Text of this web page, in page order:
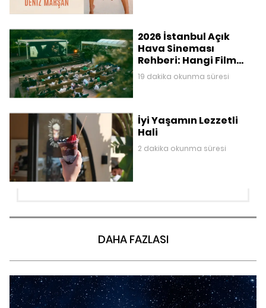
2026 İstanbul Açık
Hava Sineması
Rehberi: Hangi Film
Nerede Gösteriliyor?
19 dakika okunma süresi
İyi Yaşamın Lezzetli
Hali
2 dakika okunma süresi
DAHA FAZLASI